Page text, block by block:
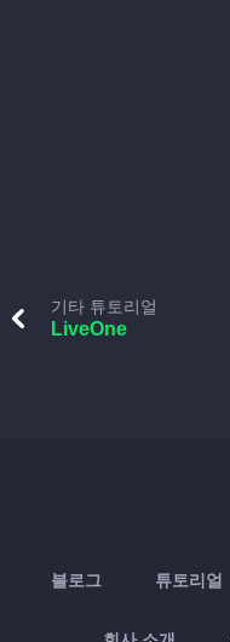
기타 튜토리얼
LiveOne
블로그 튜토리얼